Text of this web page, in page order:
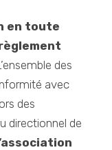
en toute
des
avec
des
directionnel de